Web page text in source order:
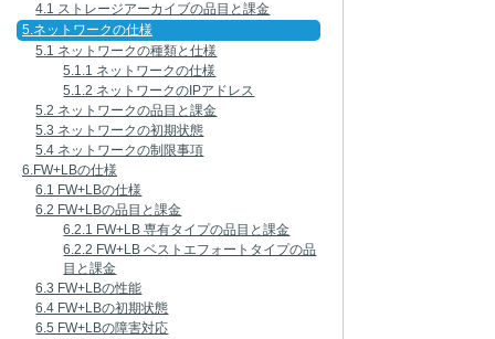
4.1 ストレージアーカイブの品目と課金
5.ネットワークの仕様
5.1 ネットワークの種類と仕様
5.1.1 ネットワークの仕様
5.1.2 ネットワークのIPアドレス
5.2 ネットワークの品目と課金
5.3 ネットワークの初期状態
5.4 ネットワークの制限事項
6.FW+LBの仕様
6.1 FW+LBの仕様
6.2 FW+LBの品目と課金
6.2.1 FW+LB 専有タイプの品目と課金
6.2.2 FW+LB ベストエフォートタイプの品
目と課金
6.3 FW+LBの性能
6.4 FW+LBの初期状態
6.5 FW+LBの障害対応